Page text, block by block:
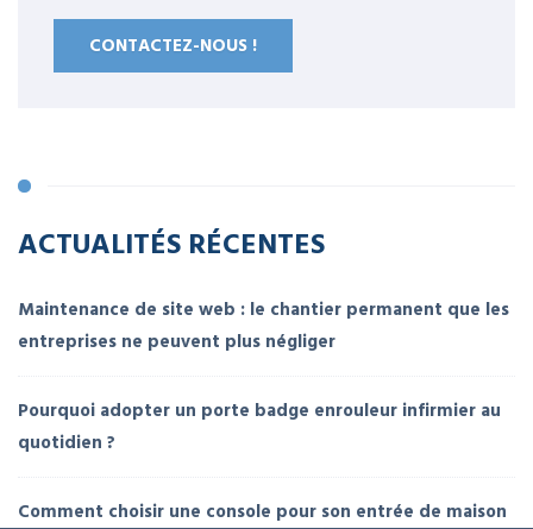
CONTACTEZ-NOUS !
ACTUALITÉS RÉCENTES
Maintenance de site web : le chantier permanent que les
entreprises ne peuvent plus négliger
Pourquoi adopter un porte badge enrouleur infirmier au
quotidien ?
Comment choisir une console pour son entrée de maison